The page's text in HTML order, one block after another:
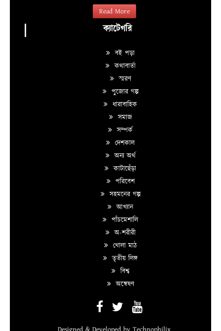
Read More
ক্যাটেগরি
বই পড়া
কথাবার্তা
স্মরণ
পুজোর গল্প
ধারাবাহিক
সমাজ
সম্পর্ক
দেশকাল
অন্য অর্থ
কাটাছেঁড়া
পরিবেশ
সহমনের গল্প
আখ্যান
পাঁচমেশালি
অ-শরীরী
খোলা মাঠ
তৃতীয় লিঙ্গ
বিশ্ব
অন্বেষণ